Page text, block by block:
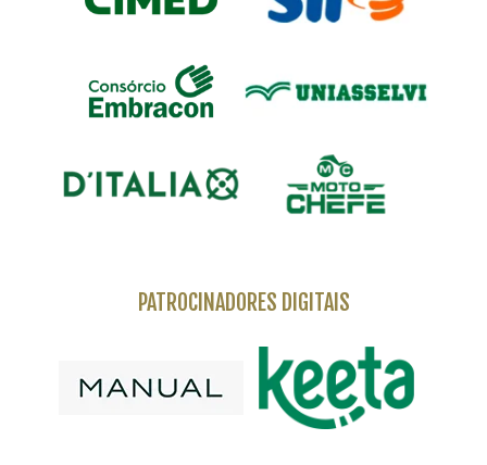
PATROCINADORES DIGITAIS